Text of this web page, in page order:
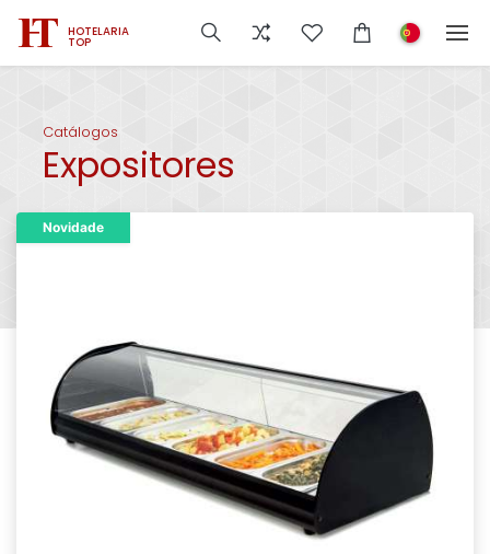
HOTELARIA
TOP
Catálogos
Expositores
Novidade